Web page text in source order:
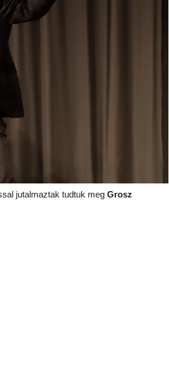
jutalmaztak tudtuk meg Grosz